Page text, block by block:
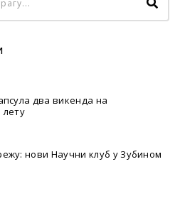
два викенда на
лету
нови Научни клуб у Зубином